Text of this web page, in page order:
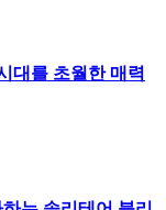
대를 초월한 매력